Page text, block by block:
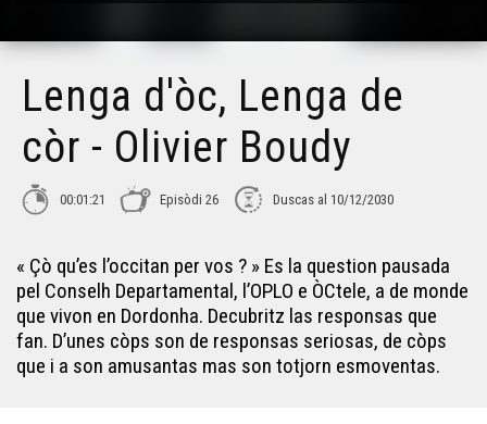
Lenga d'òc, Lenga de còr - Olivier Boudy
Lenga d'òc, Lenga de còr - Stéphanie Pouplier
Lenga d'òc, Lenga de còr - Xavier Jullien
Lenga d'òc, Lenga de còr - Nicolas Peuch
Lenga d'òc, Lenga de
còr - Olivier Boudy
00:01:21 Episòdi 26 Duscas al 10/12/2030
« Çò qu’es l’occitan per vos ? » Es la question pausada
pel Conselh Departamental, l’OPLO e ÒCtele, a de monde
que vivon en Dordonha. Decubritz las responsas que
fan. D’unes còps son de responsas seriosas, de còps
que i a son amusantas mas son totjorn esmoventas.